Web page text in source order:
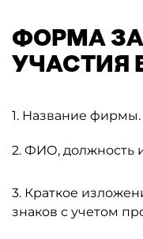
ФОРМА
УЧАСТИЯ
1. Название фирмы.
2. ФИО, должность
3. Краткое
знаков с учетом